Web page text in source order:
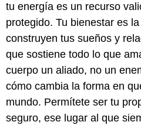
tu energía es un recurso
protegido. Tu bienestar es
construyen tus sueños y
que sostiene todo lo que
cuerpo un aliado, no un
cómo cambia la forma en
mundo. Permítete ser tu
seguro, ese lugar al que